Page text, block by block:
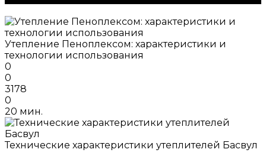
Утепление Пеноплексом: характеристики и
технологии использования
0
0
3178
0
20 мин.
Технические характеристики утеплителей Басвул